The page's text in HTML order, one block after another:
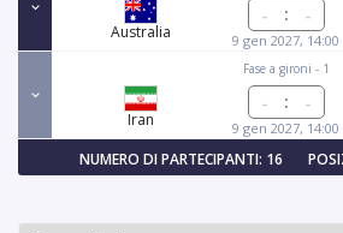
Australia
:
9 gen 2027, 14:00
Fase a gironi - 1
Iran
:
9 gen 2027, 14:00
NUMERO DI PARTECIPANTI: 16